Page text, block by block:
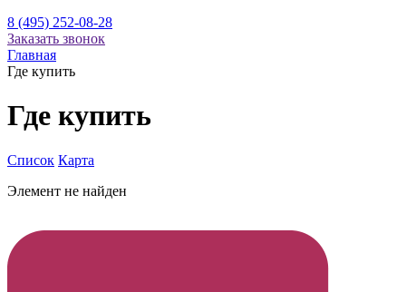
8 (495) 252-08-28
Заказать звонок
Главная
Где купить
Где купить
Список Карта
Элемент не найден